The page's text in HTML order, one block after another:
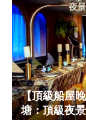
【頂級船屋
塘：頂級夜